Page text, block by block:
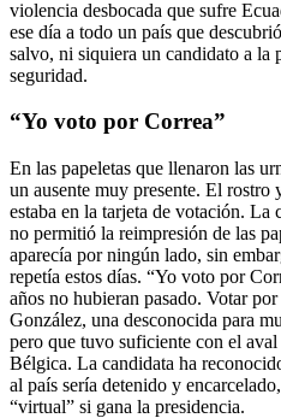
violencia desbocada que sufre
ese día a todo un país que
salvo, ni siquiera un candidato a la
seguridad.
“Yo voto por Correa”
En las papeletas que llenaron las
un ausente muy presente. El
estaba en la tarjeta de votación. La
no permitió la reimpresión de las
aparecía por ningún lado, sin
repetía estos días. “Yo voto por
años no hubieran pasado. Votar
González, una desconocida para
pero que tuvo suficiente con el
Bélgica. La candidata ha
al país sería detenido y
“virtual” si gana la presidencia.